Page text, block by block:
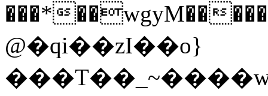
���*��wgyM��
@�qi��zI��o}